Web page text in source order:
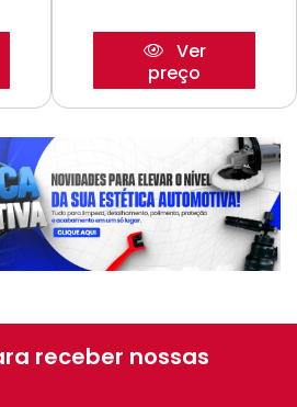
Ver
preço
receber nossas